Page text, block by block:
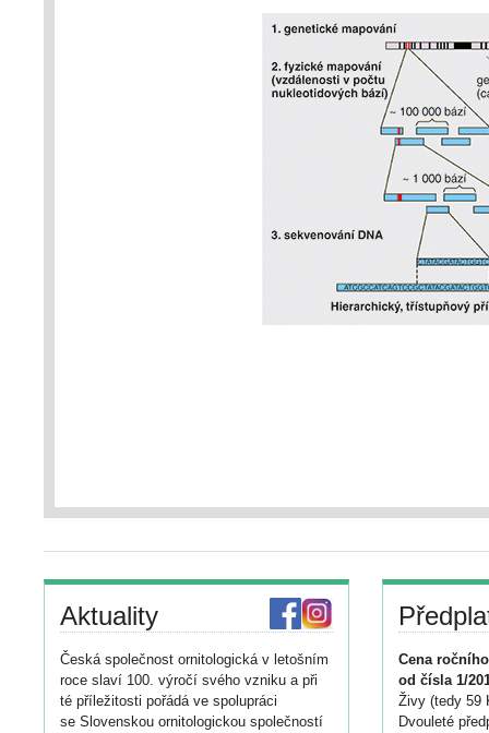
Aktuality
Česká společnost ornitologická v letošním
roce slaví 100. výročí svého vzniku a při
té příležitosti pořádá ve spolupráci
se Slovenskou ornitologickou společností
Cena
od čísla 1/
Živy (tedy 59
Dvouleté